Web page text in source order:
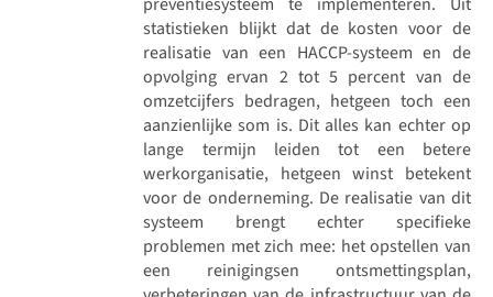
statistieken blijkt dat de kosten voor de
realisatie van een HACCP-systeem en de
opvolging ervan 2 tot 5 percent van de
omzetcijfers bedragen, hetgeen toch een
aanzienlijke som is. Dit alles kan echter op
lange termijn leiden tot een betere
werkorganisatie, hetgeen winst betekent
voor de onderneming. De realisatie van dit
systeem brengt echter specifieke
problemen met zich mee: het opstellen van
een reinigingsen ontsmettingsplan,